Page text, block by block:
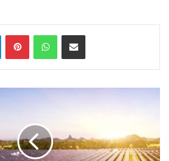
LinkedinPinterestWhatsAppPartager par email